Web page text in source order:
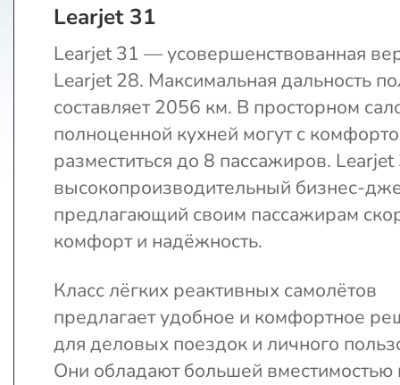
Learjet 31
Learjet 31 — усовершенствованная
Learjet 28. Максимальная дальность
составляет 2056 км. В просторном
полноценной кухней могут с
разместиться до 8 пассажиров.
высокопроизводительный бизнес-
предлагающий своим пассажирам
комфорт и надёжность.
Класс лёгких реактивных самолётов
предлагает удобное и комфортное
для деловых поездок и личного
Они обладают большей вместимостью